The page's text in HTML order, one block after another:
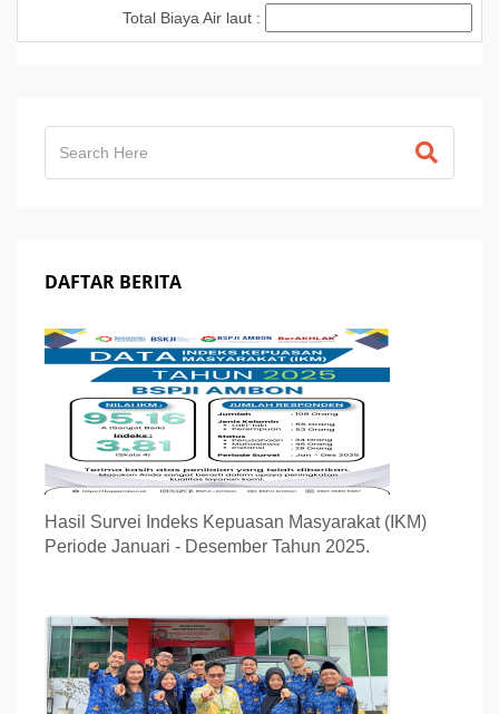
Total Biaya Air laut :
DAFTAR BERITA
Hasil Survei Indeks Kepuasan Masyarakat (IKM)
Periode Januari - Desember Tahun 2025.